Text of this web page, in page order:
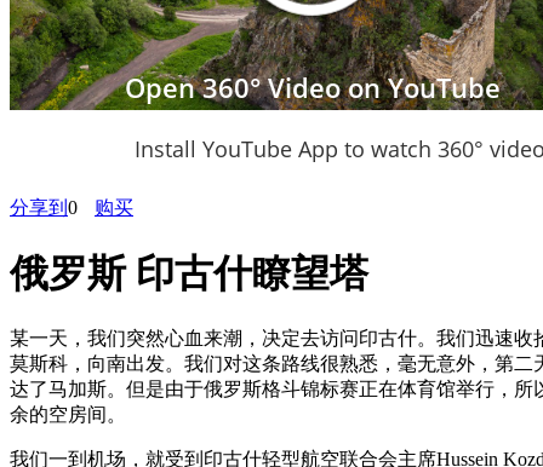
Open 360° Video on YouTube
Install YouTube App to watch 360°
分享到 0 购买
俄罗斯 印古什瞭望塔
某一天，我们突然心血来潮，决定去访问印古什。我们迅速收
莫斯科，向南出发。我们对这条路线很熟悉，毫无意外，第二
达了马加斯。但是由于俄罗斯格斗锦标赛正在体育馆举行，所
余的空房间。
我们一到机场，就受到印古什轻型航空联合会主席Hussein